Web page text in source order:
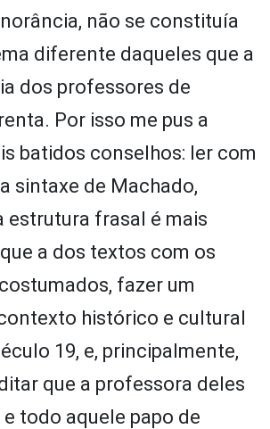
não se constituía
diferente daqueles que a
dos professores de
Por isso me pus a
batidos conselhos: ler com
sintaxe de Machado,
estrutura frasal é mais
a dos textos com os
fazer um
histórico e cultural
19, e, principalmente,
que a professora deles
todo aquele papo de